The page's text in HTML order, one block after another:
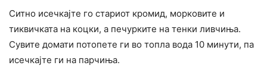
Ситно исечкајте го стариот кромид, морковите и
тиквичката на коцки, а печурките на тенки ливчиња.
Сувите домати потопете ги во топла вода 10 минути, па
исечкајте ги на парчиња.